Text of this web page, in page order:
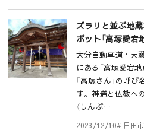
ズラリと並ぶ地
ポット「高塚愛宕
大分自動車道・天
にある「高塚愛宕
「高塚さん」の呼
す。神道と仏教へ
（しんぶ…
2023/12/10# 日田市